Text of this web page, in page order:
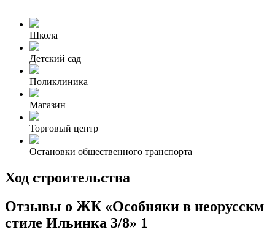
Школа
Детский сад
Поликлиника
Магазин
Торговый центр
Остановки общественного транспорта
Ход строительства
Отзывы о ЖК «Особняки в неорусскм
стиле Ильинка 3/8» 1